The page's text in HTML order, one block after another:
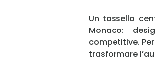
Un tassello
Monaco:
competitive.
trasformare